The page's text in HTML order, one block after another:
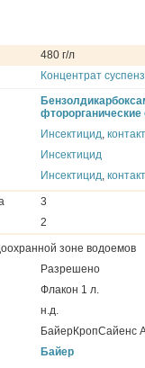
480 г/л
Концентрат
фторорганические
Инсектицид,
Инсектицид
Инсектицид,
3
2
зоне водоемов
Разрешено
Флакон 1 л.
н.д.
БайерКропСайенс
Байер